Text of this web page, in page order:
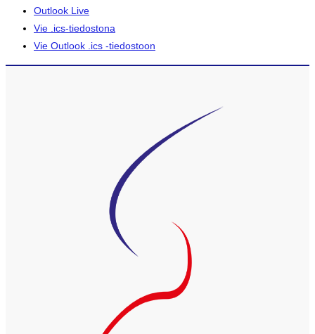
Outlook Live
Vie .ics-tiedostona
Vie Outlook .ics -tiedostoon